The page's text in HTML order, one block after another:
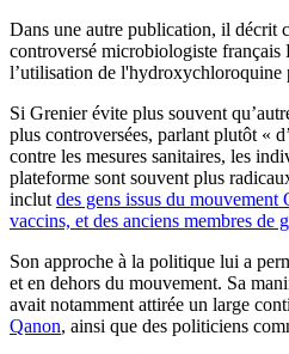
Dans une autre publication, il décrit
controversé microbiologiste
l’utilisation de
Si Grenier évite plus souvent
plus controversées, parlant plutôt «
contre les mesures sanitaires, les
plateforme sont souvent plus
inclut des gens issus du mouvement
vaccins, et des anciens membres de
Son approche à la politique lui a
et en dehors du mouvement. Sa
avait notamment attirée un large
Qanon, ainsi que des politiciens